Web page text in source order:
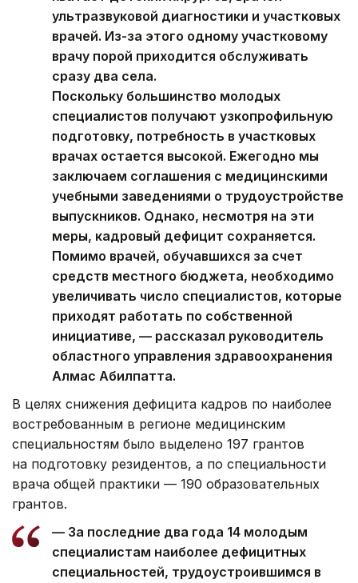
ультразвуковой диагностики и участковых
врачей. Из-за этого одному участковому
врачу порой приходится обслуживать
сразу два села.
Поскольку большинство молодых
специалистов получают узкопрофильную
подготовку, потребность в участковых
врачах остается высокой. Ежегодно мы
заключаем соглашения с медицинскими
учебными заведениями о трудоустройстве
выпускников. Однако, несмотря на эти
меры, кадровый дефицит сохраняется.
Помимо врачей, обучавшихся за счет
средств местного бюджета, необходимо
увеличивать число специалистов, которые
приходят работать по собственной
инициативе, — рассказал руководитель
областного управления здравоохранения
Алмас Абилпатта.
В целях снижения дефицита кадров по наиболее
востребованным в регионе медицинским
специальностям было выделено 197 грантов
на подготовку резидентов, а по специальности
врача общей практики — 190 образовательных
грантов.
— За последние два года 14 молодым
специалистам наиболее дефицитных
специальностей, трудоустроившимся в